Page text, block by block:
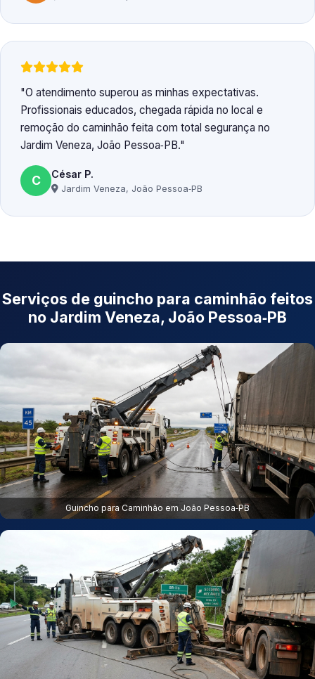
O atendimento superou as minhas expectativas.
Profissionais educados, chegada rápida no local e
remoção do caminhão feita com total segurança no
Jardim Veneza, João Pessoa‑PB.
C César P.
Jardim Veneza, João Pessoa‑PB
Serviços de guincho para caminhão feitos
no Jardim Veneza, João Pessoa‑PB
Guincho para Caminhão em João Pessoa‑PB